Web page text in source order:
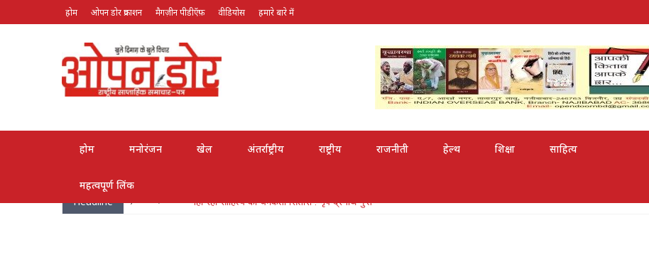
होम ओपन डोर प्रकाशन मैगज़ीन पीडीऍफ़ वीडियोस हमारे बारे में
होम मनोरंजन खेल अंतर्राष्ट्रीय राष्ट्रीय राजनीती हेल्थ शिक्षा साहित्य
महत्वपूर्ण लिंक
Headline
लोक गायक भरत सिंह भारती हुए पद्मश्री से सम्मानित